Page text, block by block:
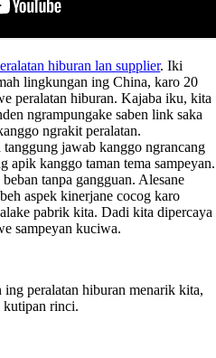
hiburan lan supplier. Iki
lingkungan ing China, karo 20
peralatan hiburan. Kajaba iku, kita
ngrampungake saben link saka
ngrakit peralatan.
jawab kanggo ngrancang
apik kanggo taman tema sampeyan.
tanpa gangguan. Alesane
aspek kinerjane cocog karo
pabrik kita. Dadi kita dipercaya
sampeyan kuciwa.
peralatan hiburan menarik kita,
rinci.